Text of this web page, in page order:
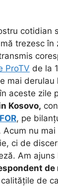
cotidian
trezesc în
ProTV de la
mai derulau
aceste zile
Kosovo,
, pe
nu mai
ci de
Am ajuns
de
de